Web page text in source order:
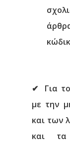
✔
Για
με την
και των
και τα